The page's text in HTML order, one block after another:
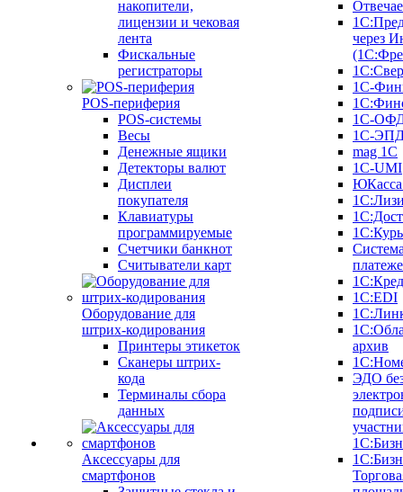
накопители,
лицензии и чековая
лента
Фискальные
регистраторы
POS-периферия
POS-системы
Весы
Денежные ящики
Детекторы валют
Дисплеи
покупателя
Клавиатуры
программируемые
Счетчики банкнот
Считыватели карт
Оборудование для
штрих-кодирования
Принтеры этикеток
Сканеры штрих-
кода
Терминалы сбора
данных
Аксессуары для
смартфонов
через
1С-
1С-
1С-
mag 1C
1C-UMI
1С:EDI
архив
ЭДО